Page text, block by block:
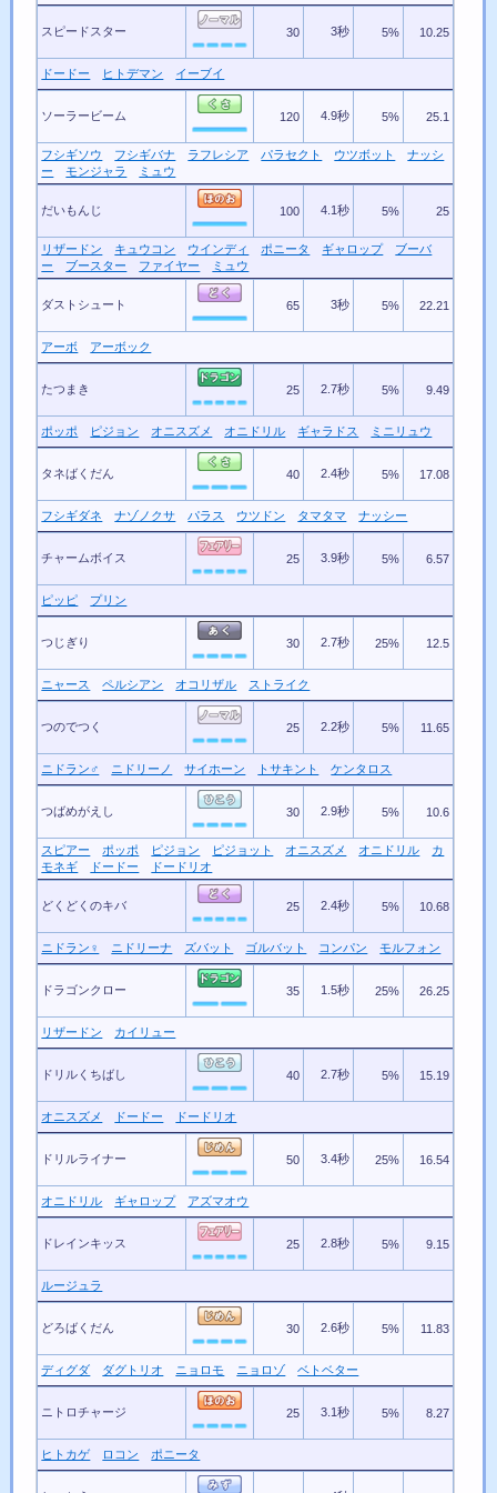
スピードスター 30 3秒 5% 10.25
ドードー ヒトデマン イーブイ
ソーラービーム 120 4.9秒 5% 25.1
フシギソウ フシギバナ ラフレシア パラセクト ウツボット
ナッシ
ー
モンジャラ ミュウ
だいもんじ 100 4.1秒 5% 25
リザードン キュウコン ウインディ ポニータ ギャロップ
ブーバ
ー
ブースター ファイヤー ミュウ
ダストシュート 65 3秒 5% 22.21
アーボ アーボック
たつまき 25 2.7秒 5% 9.49
ポッポ ピジョン オニスズメ オニドリル ギャラドス ミニリュウ
タネばくだん 40 2.4秒 5% 17.08
フシギダネ ナゾノクサ パラス ウツドン タマタマ ナッシー
チャームボイス 25 3.9秒 5% 6.57
ピッピ プリン
つじぎり 30 2.7秒 25% 12.5
ニャース ペルシアン オコリザル ストライク
つのでつく 25 2.2秒 5% 11.65
ニドラン♂ ニドリーノ サイホーン トサキント ケンタロス
つばめがえし 30 2.9秒 5% 10.6
スピアー ポッポ ピジョン ピジョット オニスズメ オニドリル
カ
モネギ
ドードー ドードリオ
どくどくのキバ 25 2.4秒 5% 10.68
ニドラン♀ ニドリーナ ズバット ゴルバット コンパン モルフォン
ドラゴンクロー 35 1.5秒 25% 26.25
リザードン カイリュー
ドリルくちばし 40 2.7秒 5% 15.19
オニスズメ ドードー ドードリオ
ドリルライナー 50 3.4秒 25% 16.54
オニドリル ギャロップ アズマオウ
ドレインキッス 25 2.8秒 5% 9.15
ルージュラ
どろばくだん 30 2.6秒 5% 11.83
ディグダ ダグトリオ ニョロモ ニョロゾ ベトベター
ニトロチャージ 25 3.1秒 5% 8.27
ヒトカゲ ロコン ポニータ